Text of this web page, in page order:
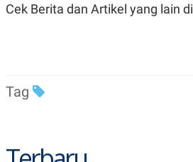
Cek Berita dan Artikel yang lain di
Tag